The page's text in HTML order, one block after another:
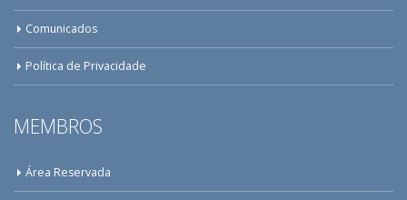
Comunicados
Política de Privacidade
MEMBROS
Área Reservada